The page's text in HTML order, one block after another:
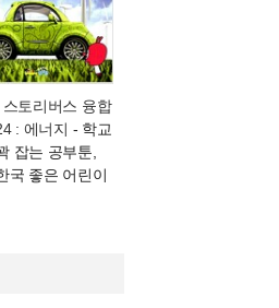
스토리버스 융합
: 에너지 - 학교
잡는 공부툰,
국 좋은 어린이